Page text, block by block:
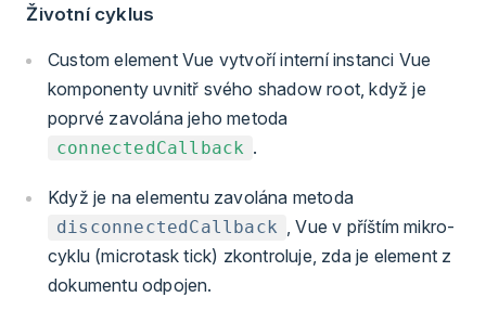
Životní cyklus
Custom element Vue vytvoří interní instanci Vue
komponenty uvnitř svého shadow root, když je
poprvé zavolána jeho metoda
connectedCallback .
Když je na elementu zavolána metoda
disconnectedCallback , Vue v příštím mikro-
cyklu (microtask tick) zkontroluje, zda je element z
dokumentu odpojen.